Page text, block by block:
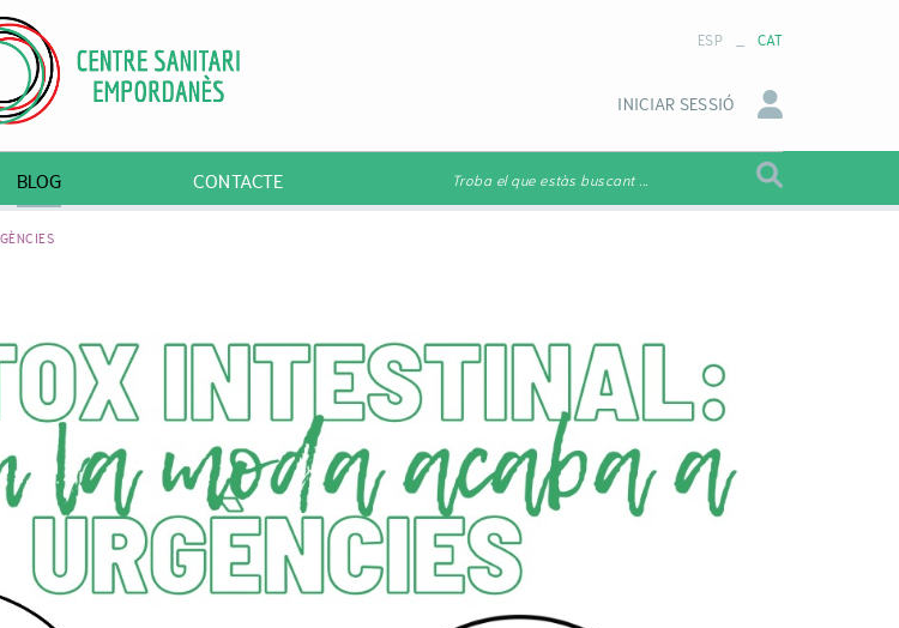
ESP _ CAT
INICIAR SESSIÓ
BLOG CONTACTE Troba el que estàs buscant ...